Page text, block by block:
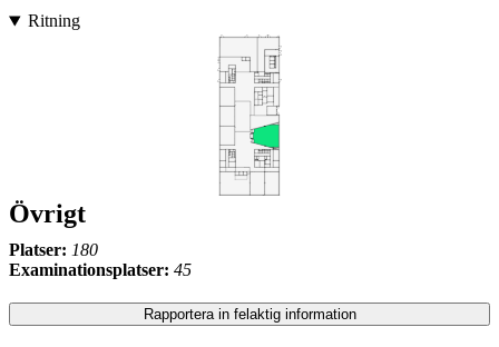
Ritning
Övrigt
Platser: 180
Examinationsplatser: 45
Rapportera in felaktig information